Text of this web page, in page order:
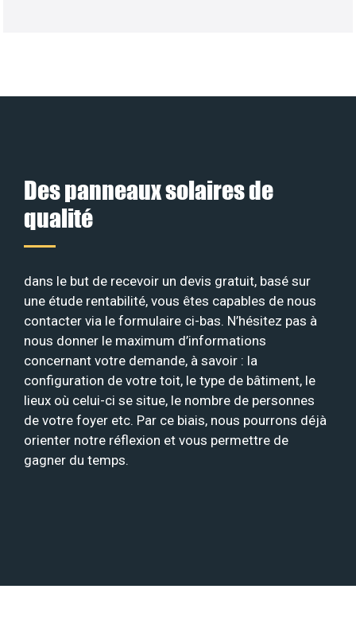
Des panneaux solaires de
qualité
dans le but de recevoir un devis gratuit, basé sur
une étude rentabilité, vous êtes capables de nous
contacter via le formulaire ci-bas. N’hésitez pas à
nous donner le maximum d’informations
concernant votre demande, à savoir : la
configuration de votre toit, le type de bâtiment, le
lieux où celui-ci se situe, le nombre de personnes
de votre foyer etc. Par ce biais, nous pourrons déjà
orienter notre réflexion et vous permettre de
gagner du temps.